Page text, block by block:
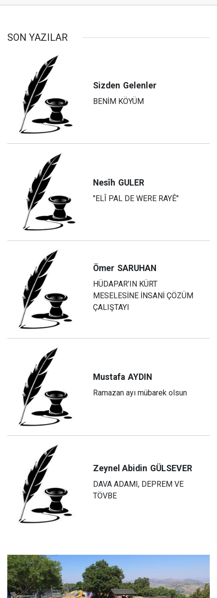
SON YAZILAR
Sizden Gelenler
BENİM KÖYÜM
Nesîh GULER
"ELÎ PAL DE WERE RAYÊ"
Ömer SARUHAN
HÜDAPAR’IN KÜRT
MESELESİNE İNSANİ ÇÖZÜM
ÇALIŞTAYI
Mustafa AYDIN
Ramazan ayı mübarek olsun
Zeynel Abidin GÜLSEVER
DAVA ADAMI, DEPREM VE
TÖVBE